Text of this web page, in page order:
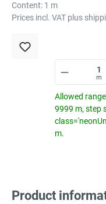
Content: 1 m
Prices incl. VAT plus
m
Allowed
9999 m, step
m.
Product